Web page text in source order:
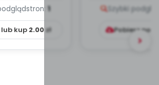
i
c...
stron: 1
kup 2.00zł
Szybki
Pobierz